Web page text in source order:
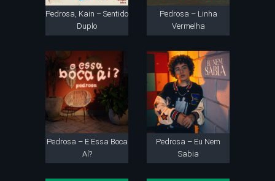
Pedrosa, Kain – Sentido
Duplo
Pedrosa – Linha
Vermelha
Pedrosa – E Essa Boca
Aí?
Pedrosa – Eu Nem
Sabia